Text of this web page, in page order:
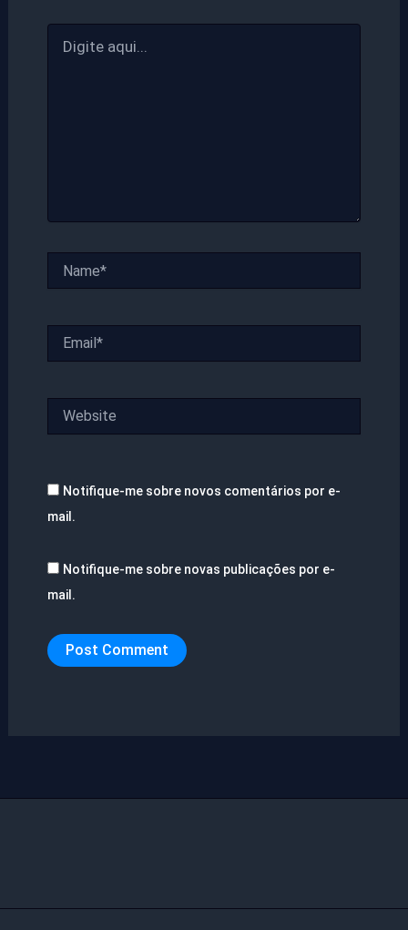
aqui...
Notifique-me sobre novos comentários por e-
mail.
Notifique-me sobre novas publicações por e-
mail.